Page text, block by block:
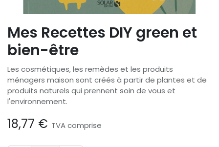
Mes Recettes DIY green et
bien-être
Les cosmétiques, les remèdes et les produits
ménagers maison sont créés à partir de plantes et de
produits naturels qui prennent soin de vous et
l'environnement.
18,77 € TVA comprise